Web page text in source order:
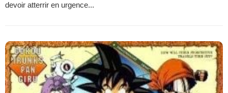
devoir atterrir en urgence...